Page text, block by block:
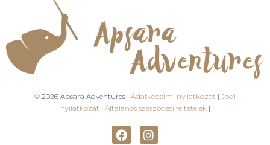
© 2026 Apsara Adventures | Adatvédelmi nyilatkozat | Jogi
nyilatkozat | Általános szerződési feltételek |